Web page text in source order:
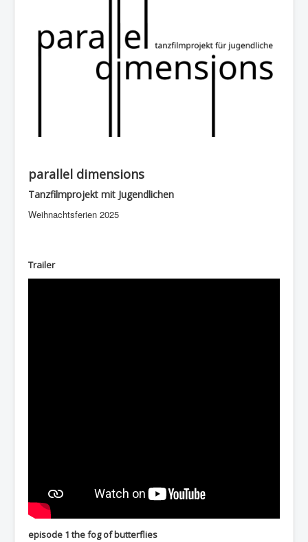
parallel dimensions
Tanzfilmprojekt mit Jugendlichen
Weihnachtsferien 2025
Trailer
episode 1 the fog of butterflies